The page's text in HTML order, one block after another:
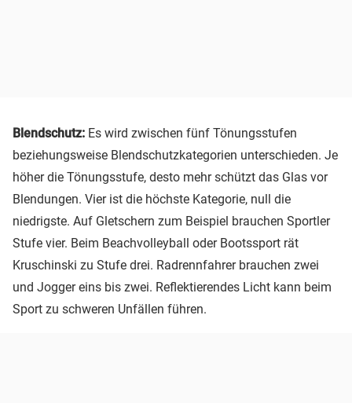
Blendschutz: Es wird zwischen fünf Tönungsstufen
beziehungsweise Blendschutzkategorien unterschieden. Je
höher die Tönungsstufe, desto mehr schützt das Glas vor
Blendungen. Vier ist die höchste Kategorie, null die
niedrigste. Auf Gletschern zum Beispiel brauchen Sportler
Stufe vier. Beim Beachvolleyball oder Bootssport rät
Kruschinski zu Stufe drei. Radrennfahrer brauchen zwei
und Jogger eins bis zwei. Reflektierendes Licht kann beim
Sport zu schweren Unfällen führen.